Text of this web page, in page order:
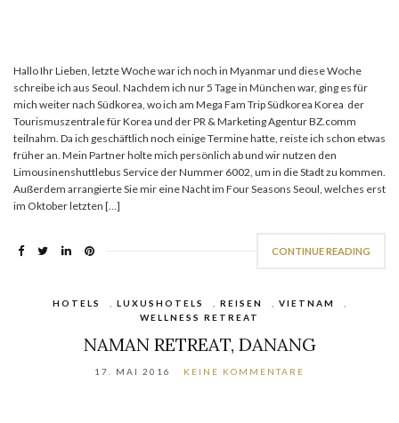
Hallo Ihr Lieben, letzte Woche war ich noch in Myanmar und diese Woche
schreibe ich aus Seoul. Nachdem ich nur 5 Tage in München war, ging es für
mich weiter nach Südkorea, wo ich am Mega Fam Trip Südkorea Korea der
Tourismuszentrale für Korea und der PR & Marketing Agentur BZ.comm
teilnahm. Da ich geschäftlich noch einige Termine hatte, reiste ich schon etwas
früher an. Mein Partner holte mich persönlich ab und wir nutzen den
Limousinenshuttlebus Service der Nummer 6002, um in die Stadt zu kommen.
Außerdem arrangierte Sie mir eine Nacht im Four Seasons Seoul, welches erst
im Oktober letzten […]
CONTINUE READING
HOTELS LUXUSHOTELS REISEN VIETNAM
WELLNESS RETREAT
NAMAN RETREAT, DANANG
17. MAI 2016 KEINE KOMMENTARE